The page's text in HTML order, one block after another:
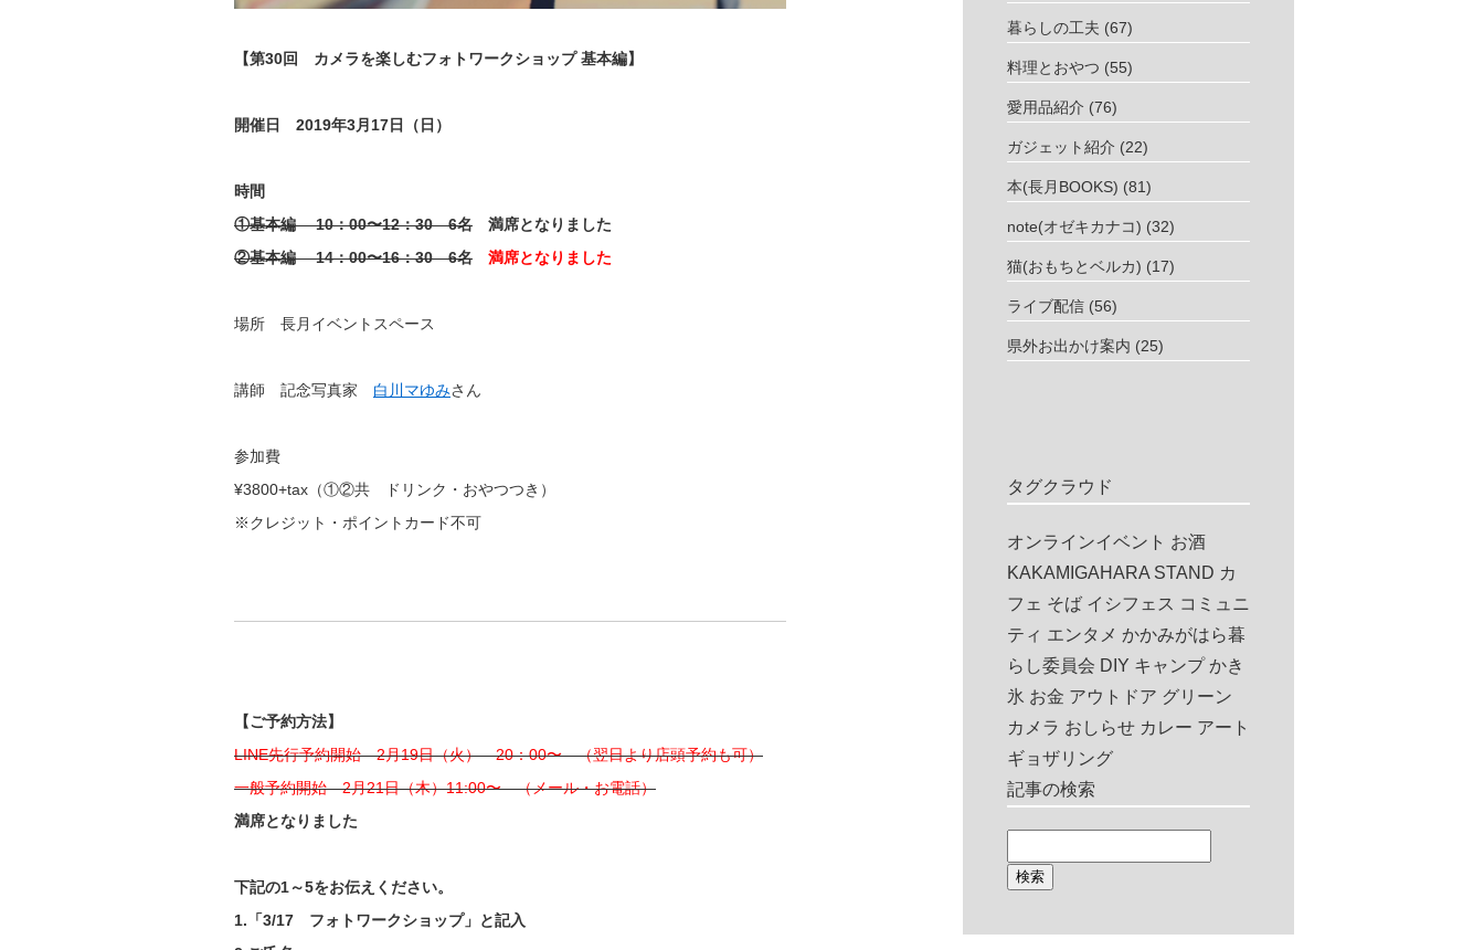
【第30回 カメラを楽しむフォトワークショップ 基本編】
開催日 2019年3月17日（日）
時間
①基本編 10：00〜12：30 6名
満席となりました
②基本編 14：00〜16：30 6名
満席となりました
場所 長月イベントスペース
講師 記念写真家 白川マゆみさん
参加費
¥3800+tax（①②共 ドリンク・おやつつき）
※クレジット・ポイントカード不可
【ご予約方法】
LINE先行予約開始 2月19日（火） 20：00〜 （翌日より店頭予約も可）
一般予約開始 2月21日（木）11:00〜 （メール・お電話）
満席となりました
下記の1～5をお伝えください。
1.「3/17 フォトワークショップ」と記入
暮らしの工夫 (67)
料理とおやつ (55)
愛用品紹介 (76)
ガジェット紹介 (22)
本(長月BOOKS) (81)
note(オゼキカナコ) (32)
猫(おもちとベルカ) (17)
ライブ配信 (56)
県外お出かけ案内 (25)
タグクラウド
オンラインイベント お酒
KAKAMIGAHARA STAND カ
フェ そば イシフェス コミュニ
ティ エンタメ かかみがはら暮
らし委員会 DIY キャンプ かき
氷 お金 アウトドア グリーン
カメラ おしらせ カレー アート
ギョザリング
記事の検索